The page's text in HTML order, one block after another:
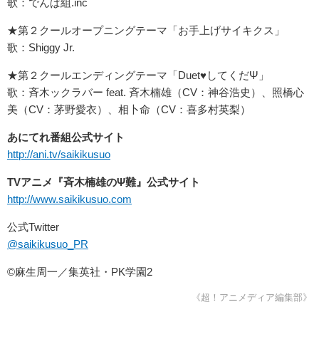
歌：でんぱ組.inc
★第２クールオープニングテーマ「お手上げサイキクス」
歌：Shiggy Jr.
★第２クールエンディングテーマ「Duet♥してくだΨ」
歌：斉木ックラバー feat. 斉木楠雄（CV：神谷浩史）、照橋心
美（CV：茅野愛衣）、相卜命（CV：喜多村英梨）
あにてれ番組公式サイト
http://ani.tv/saikikusuo
TVアニメ『斉木楠雄のΨ難』公式サイト
http://www.saikikusuo.com
公式Twitter
@saikikusuo_PR
©麻生周一／集英社・PK学園2
《超！アニメディア編集部》